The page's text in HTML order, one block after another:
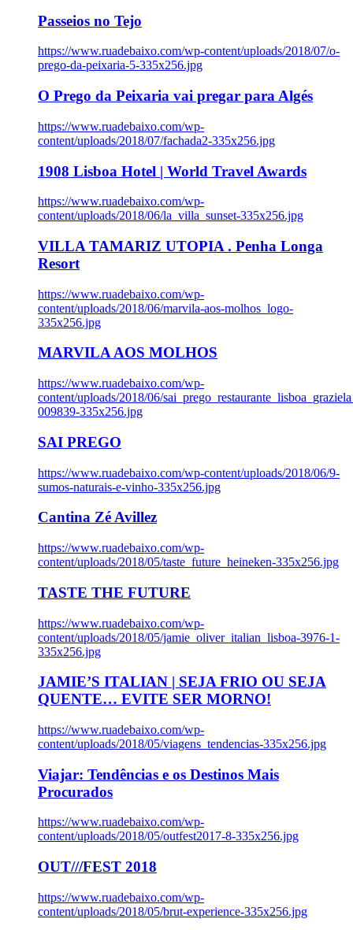
Passeios no Tejo
https://www.ruadebaixo.com/wp-content/uploads/2018/07/o-
prego-da-peixaria-5-335x256.jpg
O Prego da Peixaria vai pregar para Algés
https://www.ruadebaixo.com/wp-
content/uploads/2018/07/fachada2-335x256.jpg
1908 Lisboa Hotel | World Travel Awards
https://www.ruadebaixo.com/wp-
content/uploads/2018/06/la_villa_sunset-335x256.jpg
VILLA TAMARIZ UTOPIA . Penha Longa
Resort
https://www.ruadebaixo.com/wp-
content/uploads/2018/06/marvila-aos-molhos_logo-
335x256.jpg
MARVILA AOS MOLHOS
https://www.ruadebaixo.com/wp-
content/uploads/2018/06/
009839-335x256.jpg
SAI PREGO
https://www.ruadebaixo.com/wp-content/uploads/2018/06/9-
sumos-naturais-e-vinho-335x256.jpg
Cantina Zé Avillez
https://www.ruadebaixo.com/wp-
content/uploads/2018/05/taste_future_heineken-335x256.jpg
TASTE THE FUTURE
https://www.ruadebaixo.com/wp-
content/uploads/2018/05/jamie_oliver_italian_lisboa-3976-1-
335x256.jpg
JAMIE’S ITALIAN | SEJA FRIO OU SEJA
QUENTE… EVITE SER MORNO!
https://www.ruadebaixo.com/wp-
content/uploads/2018/05/viagens_tendencias-335x256.jpg
Viajar: Tendências e os Destinos Mais
Procurados
https://www.ruadebaixo.com/wp-
content/uploads/2018/05/outfest2017-8-335x256.jpg
OUT///FEST 2018
https://www.ruadebaixo.com/wp-
content/uploads/2018/05/brut-experience-335x256.jpg